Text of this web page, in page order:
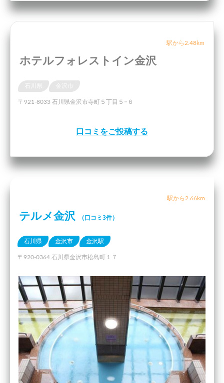
駅から2.48km
ホテルフォレストイン金沢
石川県
〒921-8033 石川県金沢市寺町５丁目５−６
口コミをご投稿する
駅から2.66km
テルメ金沢 （口コミ3件）
石川県 金沢市 金沢駅
〒920-0364 石川県金沢市松島町１７